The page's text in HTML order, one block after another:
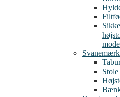
Stole